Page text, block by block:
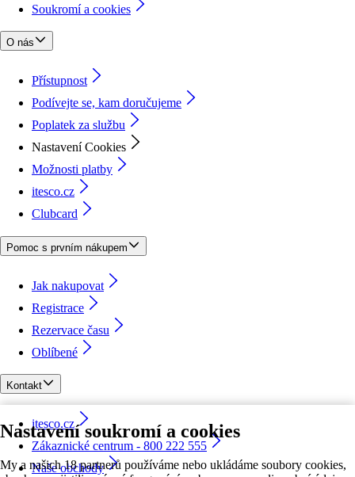
Nastavení soukromí a cookies
My a našich 18 partnerů používáme nebo ukládáme soubory cookies,
Soukromí a cookies
O nás
Přístupnost
Podívejte se, kam doručujeme
Poplatek za službu
Nastavení Cookies
Možnosti platby
itesco.cz
Clubcard
Pomoc s prvním nákupem
Jak nakupovat
Registrace
Rezervace času
Oblíbené
Kontakt
itesco.cz
Zákaznické centrum - 800 222 555
Naše obchody